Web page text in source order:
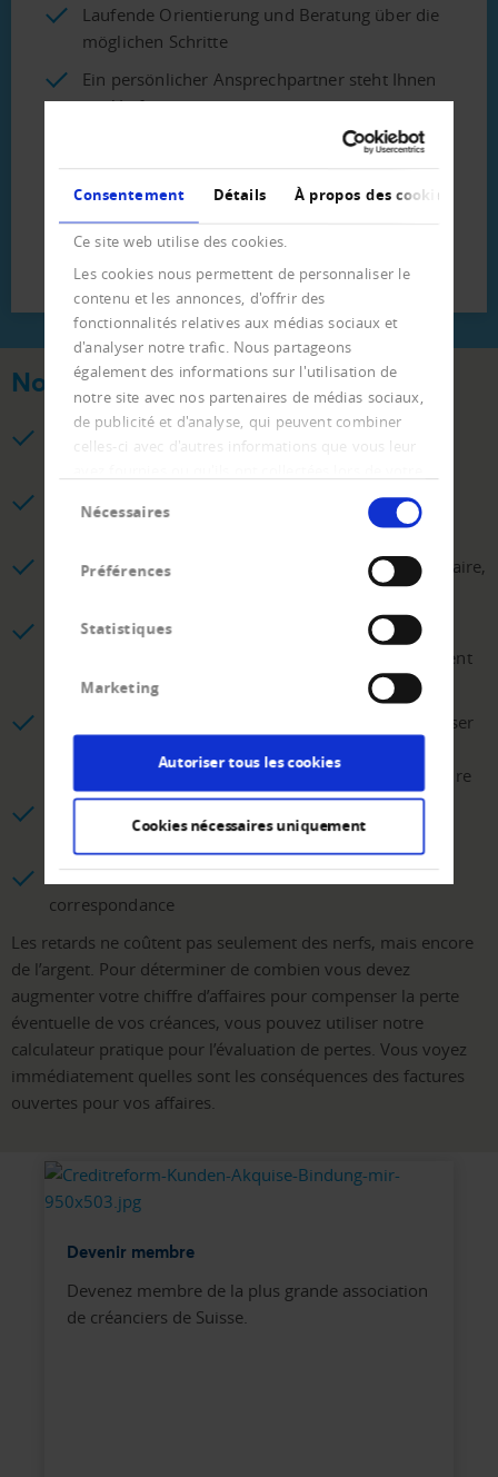
Consentement Détails À propos des cookies
Ce site web utilise des cookies.
Les cookies nous permettent de personnaliser le
contenu et les annonces, d'offrir des
fonctionnalités relatives aux médias sociaux et
d'analyser notre trafic. Nous partageons
également des informations sur l'utilisation de
notre site avec nos partenaires de médias sociaux,
de publicité et d'analyse, qui peuvent combiner
celles-ci avec d'autres informations que vous leur
duNécessaires
Préférences
Statistiques
Marketing
Autoriser tous les cookies
Cookies nécessaires uniquement
Laufende Orientierung und Beratung über die
möglichen Schritte
Ein persönlicher Ansprechpartner steht Ihnen
zur Verfügung
Straffes Mahnverfahren in drei Phasen
Ratenvereinbarungen und Überwachung
Zahlungseingang
Verhandlungen mit dem Schuldner
Nos prestations – votre avantage.
Recouvrement des créances professionnel avec un
Notre recouvrement à l’amiable offre à votre client
Avant d’initier une procédure de poursuite ou judiciaire,
Nous vous proposons toujours la procédure la plus
avantageuse au niveau des frais pour le recouvrement
de la créance
S’il est nécessaire de recourir à un avocat pour réaliser
conseils dans la procédure de recouvrement judiciaire
correspondance
Les retards ne coûtent pas seulement des nerfs, mais encore
de l’argent. Pour déterminer de combien vous devez
augmenter votre chiffre d’affaires pour compenser la perte
éventuelle de vos créances, vous pouvez utiliser notre
calculateur pratique pour l’évaluation de pertes. Vous voyez
immédiatement quelles sont les conséquences des factures
ouvertes pour vos affaires.
Devenir membre
Devenez membre de la plus grande association
de créanciers de Suisse.